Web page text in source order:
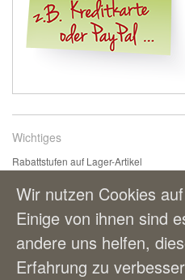
Wichtiges
Rabattstufen auf Lager-Artikel
Einfach & bequem bestellen
Zahlungsmöglichkeiten
Lieferung und Versandkosten
AGBs
Wir nutzen Cookies
Einige von ihnen sind
andere uns helfen,
Erfahrung zu